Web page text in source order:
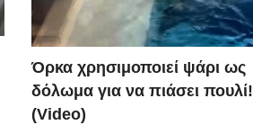
Όρκα χρησιμοποιεί ψάρι ως
δόλωμα για να πιάσει πουλί!
(Video)